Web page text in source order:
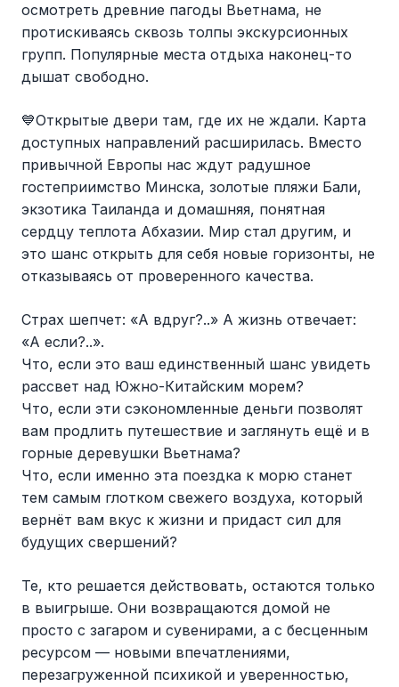
осмотреть древние пагоды Вьетнама, не
протискиваясь сквозь толпы экскурсионных
групп. Популярные места отдыха наконец-то
дышат свободно.
💙Открытые двери там, где их не ждали. Карта
доступных направлений расширилась. Вместо
привычной Европы нас ждут радушное
гостеприимство Минска, золотые пляжи Бали,
экзотика Таиланда и домашняя, понятная
сердцу теплота Абхазии. Мир стал другим, и
это шанс открыть для себя новые горизонты, не
отказываясь от проверенного качества.
Страх шепчет: «А вдруг?..» А жизнь отвечает:
«А если?..».
Что, если это ваш единственный шанс увидеть
рассвет над Южно-Китайским морем?
Что, если эти сэкономленные деньги позволят
вам продлить путешествие и заглянуть ещё и в
горные деревушки Вьетнама?
Что, если именно эта поездка к морю станет
тем самым глотком свежего воздуха, который
вернёт вам вкус к жизни и придаст сил для
будущих свершений?
Те, кто решается действовать, остаются только
в выигрыше. Они возвращаются домой не
просто с загаром и сувенирами, а с бесценным
ресурсом — новыми впечатлениями,
перезагруженной психикой и уверенностью,